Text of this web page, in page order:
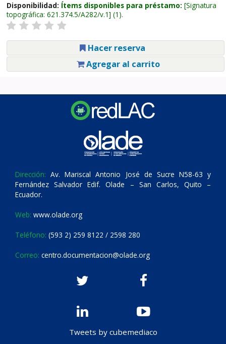
Disponibilidad: Ítems disponibles para préstamo: Signatura
topográfica: 621.374.5/A282/v.1 (1).
Hacer reserva
Agregar al carrito
Dirección: Av. Mariscal Antonio José de Sucre N58-63 y
Fernández Salvador Edif. Olade – San Carlos, Quito –
Ecuador.
Web: www.olade.org
Teléfono: (593 2) 259 8122 / 2598 280
Correo: centro.documentacion@olade.org
Tweets by cubemediaco